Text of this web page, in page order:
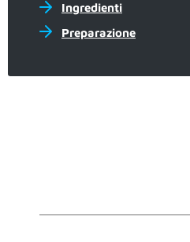
Ingredienti
Preparazione